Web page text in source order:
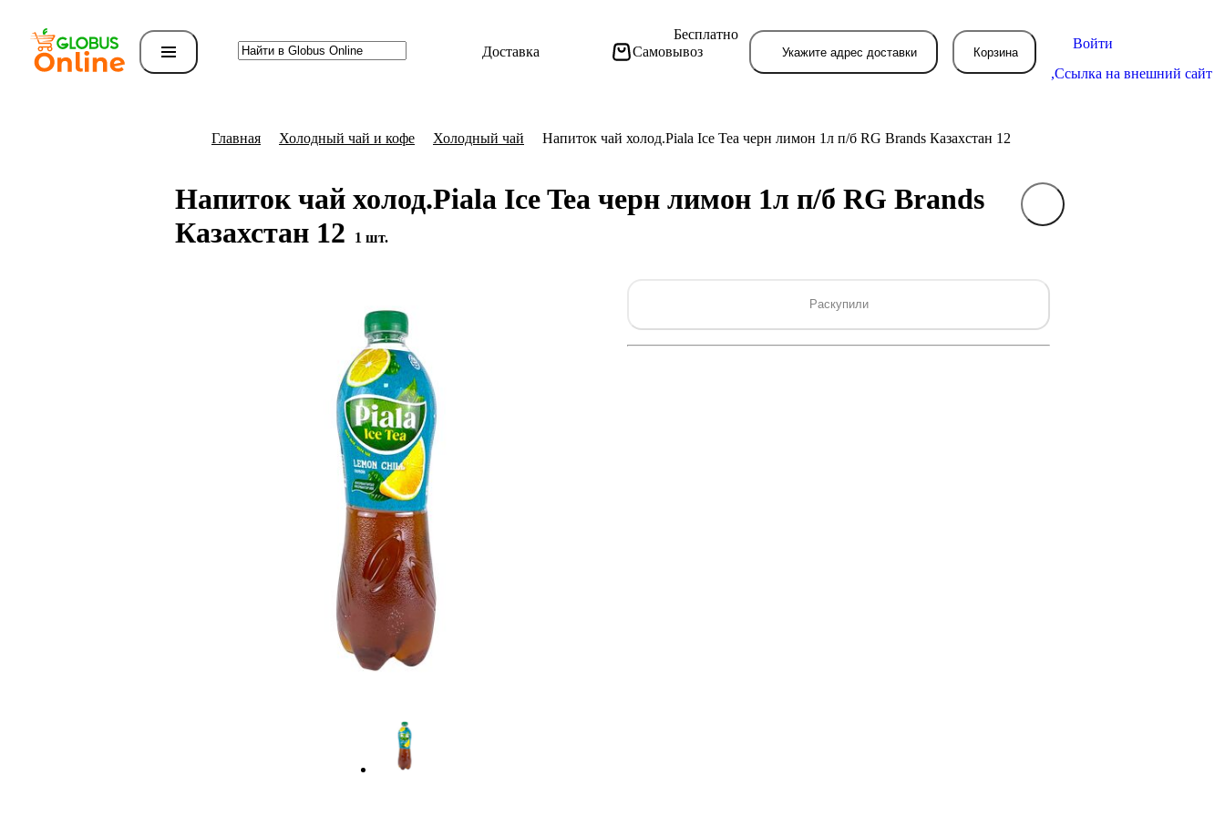
Доставка Самовывоз
Бесплатно
Укажите адрес доставки Корзина
Войти
,Ссылка на внешний сайт
Главная Холодный чай и кофе Холодный чай Напиток чай холод.Piala Ice Tea черн лимон 1л п/б RG Brands Казахстан 12
Напиток чай холод.Piala Ice Tea черн лимон 1л п/б RG Brands
Казахстан 12
1 шт.
Раскупили
В вашей корзине